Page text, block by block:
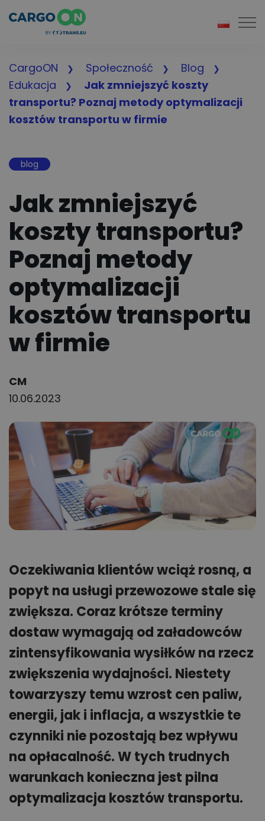
CargoON Społeczność
Blog
Edukacja
Jak zmniejszyć koszty
transportu? Poznaj metody optymalizacji
kosztów transportu w firmie
blog
Jak zmniejszyć
koszty transportu?
Poznaj metody
optymalizacji
kosztów transportu
w firmie
Author:
CM
10.06.2023
Oczekiwania klientów wciąż rosną, a
popyt na usługi przewozowe stale się
zwiększa. Coraz krótsze terminy
dostaw wymagają od załadowców
zintensyfikowania wysiłków na rzecz
zwiększenia wydajności. Niestety
towarzyszy temu wzrost cen paliw,
energii, jak i inflacja, a wszystkie te
czynniki nie pozostają bez wpływu
na opłacalność. W tych trudnych
warunkach konieczna jest pilna
optymalizacja kosztów transportu.